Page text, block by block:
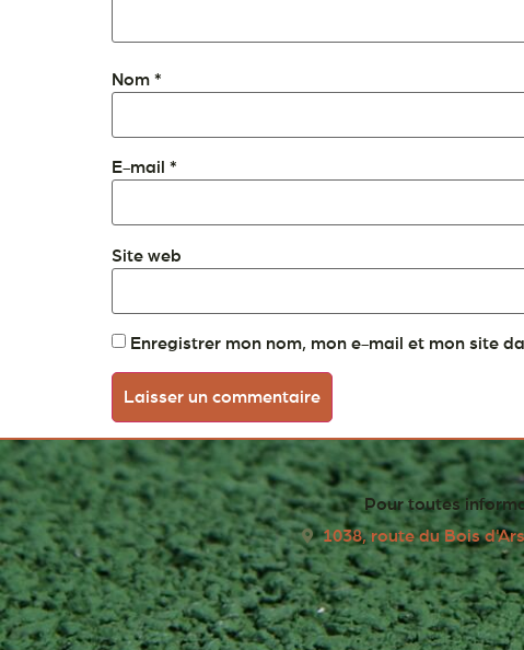
Nom *
E-mail *
Site web
Enregistrer mon nom, mon e-mail et mon site
Pour toutes
1038, route du Bois